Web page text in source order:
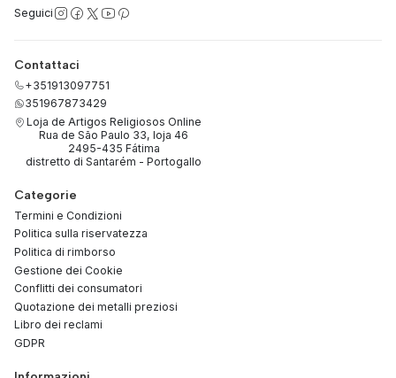
Seguici
Contattaci
+351913097751
351967873429
Loja de Artigos Religiosos Online
Rua de São Paulo 33, loja 46
2495-435 Fátima
distretto di Santarém - Portogallo
Categorie
Termini e Condizioni
Politica sulla riservatezza
Politica di rimborso
Gestione dei Cookie
Conflitti dei consumatori
Quotazione dei metalli preziosi
Libro dei reclami
GDPR